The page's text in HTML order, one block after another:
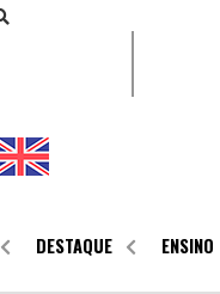
DESTAQUE ENSINO